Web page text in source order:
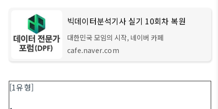
빅데이터분석기사 실기 10회차 복원
대한민국 모임의 시작, 네이버 카페
cafe.naver.com
[1유형]